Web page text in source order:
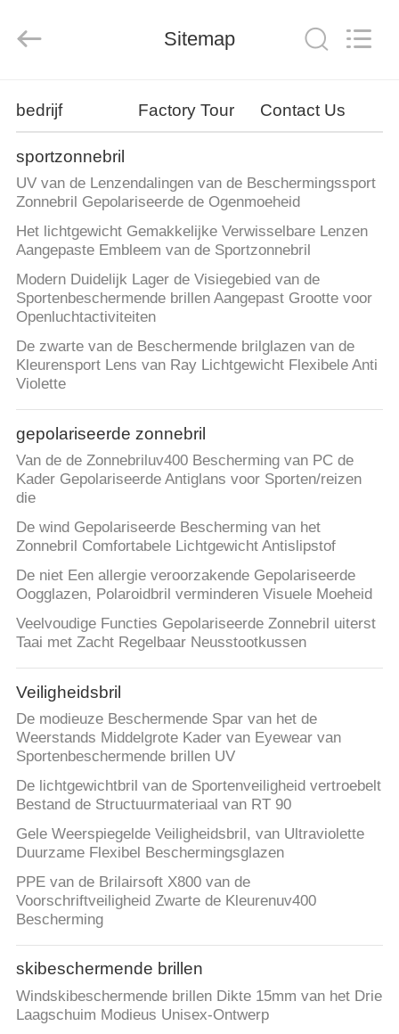
PRODUCTEN
OVER
ONS
FABRIEK
TOCHT
CONTACT
MET
ONS
OP
VERZOEK
OM
EEN
CITAAT
SITEMAP
PRIVACY
POLICY
Services
Co.,LTD.
Sitemap
bedrijf Factory Tour Contact Us
sportzonnebril
UV van de Lenzendalingen van de Beschermingssport
Zonnebril Gepolariseerde de Ogenmoeheid
Het lichtgewicht Gemakkelijke Verwisselbare Lenzen
Aangepaste Embleem van de Sportzonnebril
Modern Duidelijk Lager de Visiegebied van de
Sportenbeschermende brillen Aangepast Grootte voor
Openluchtactiviteiten
De zwarte van de Beschermende brilglazen van de
Kleurensport Lens van Ray Lichtgewicht Flexibele Anti
Violette
gepolariseerde zonnebril
Van de de Zonnebriluv400 Bescherming van PC de
Kader Gepolariseerde Antiglans voor Sporten/reizen
die
De wind Gepolariseerde Bescherming van het
Zonnebril Comfortabele Lichtgewicht Antislipstof
De niet Een allergie veroorzakende Gepolariseerde
Oogglazen, Polaroidbril verminderen Visuele Moeheid
Veelvoudige Functies Gepolariseerde Zonnebril uiterst
Taai met Zacht Regelbaar Neusstootkussen
Veiligheidsbril
De modieuze Beschermende Spar van het de
Weerstands Middelgrote Kader van Eyewear van
Sportenbeschermende brillen UV
De lichtgewichtbril van de Sportenveiligheid vertroebelt
Bestand de Structuurmateriaal van RT 90
Gele Weerspiegelde Veiligheidsbril, van Ultraviolette
Duurzame Flexibel Beschermingsglazen
PPE van de Brilairsoft X800 van de
Voorschriftveiligheid Zwarte de Kleurenuv400
Bescherming
skibeschermende brillen
Windskibeschermende brillen Dikte 15mm van het Drie
Laagschuim Modieus Unisex-Ontwerp